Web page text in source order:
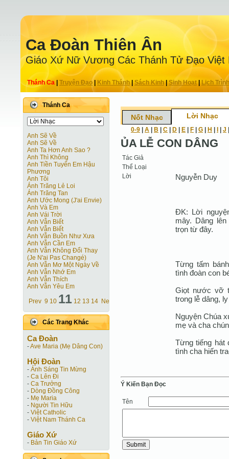
Ca Ðoàn Thiên Ân
Giáo Xứ Nữ Vương Các Thánh Tử Ðạo Việt
Thánh Ca Truyện Ðạo| Kinh Thánh Sách Kinh|Sinh Hoạt| Lịch Trình
Thánh Ca
Anh Sẽ Về
Anh Sẽ Về
Anh Ta Hơn Anh Sao ?
Anh Thì Không
Anh Tiền Tuyến Em Hậu
Phương
Anh Tôi
Ánh Trăng Lẻ Loi
Ánh Trăng Tan
Anh Ước Mong (J'ai Envie)
Anh Và Em
Anh Vái Trời
Anh Vẫn Biết
Anh Vẫn Biết
Anh Vẫn Buồn Như Xưa
Anh Vẫn Cần Em
Anh Vẫn Không Đổi Thay
(Je N'ai Pas Changé)
Anh Vẫn Mơ Một Ngày Về
Anh Vẫn Nhớ Em
Anh Vẫn Thích
Anh Vẫn Yêu Em
Prev 9 10 11 12 13 14 Next
Các Trang Khác
Ca Ðoàn
-Ave Maria (Mẹ Dâng Con)
Hội Ðoàn
- Ánh Sáng Tin Mừng
- Ca Lên Đi
- Ca Trưởng
- Dòng Đồng Công
- Mẹ Maria
- Người Tin Hữu
- Việt Catholic
- Việt Nam Thánh Ca
Giáo Xứ
- Bản Tin Giáo Xứ
Nốt Nhạc Lời Nhạc
0-9 A B C D E F G H J
ỦA LỄ CON DÂNG
Tác Giả
Thể Loại
Lời
Nguyễn Duy
ĐK: Lời
mây. Dâng
trọn từ đây.
Từng tấm
tình đoàn con
Giọt nước vỡ
trong lễ dâng,
Nguyện Chúa
mẹ và cha
Từng tiếng hát
tình cha hiến
Ý Kiến Bạn Ðọc
Tên